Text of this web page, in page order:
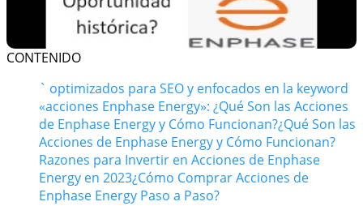
CONTENIDO
` optimizados para SEO y enfocados en la keyword
«acciones Enphase Energy»: ¿Qué Son las Acciones
de Enphase Energy y Cómo Funcionan?¿Qué Son las
Acciones de Enphase Energy y Cómo Funcionan?
Razones para Invertir en Acciones de Enphase
Energy en 2023¿Cómo Comprar Acciones de
Enphase Energy Paso a Paso?